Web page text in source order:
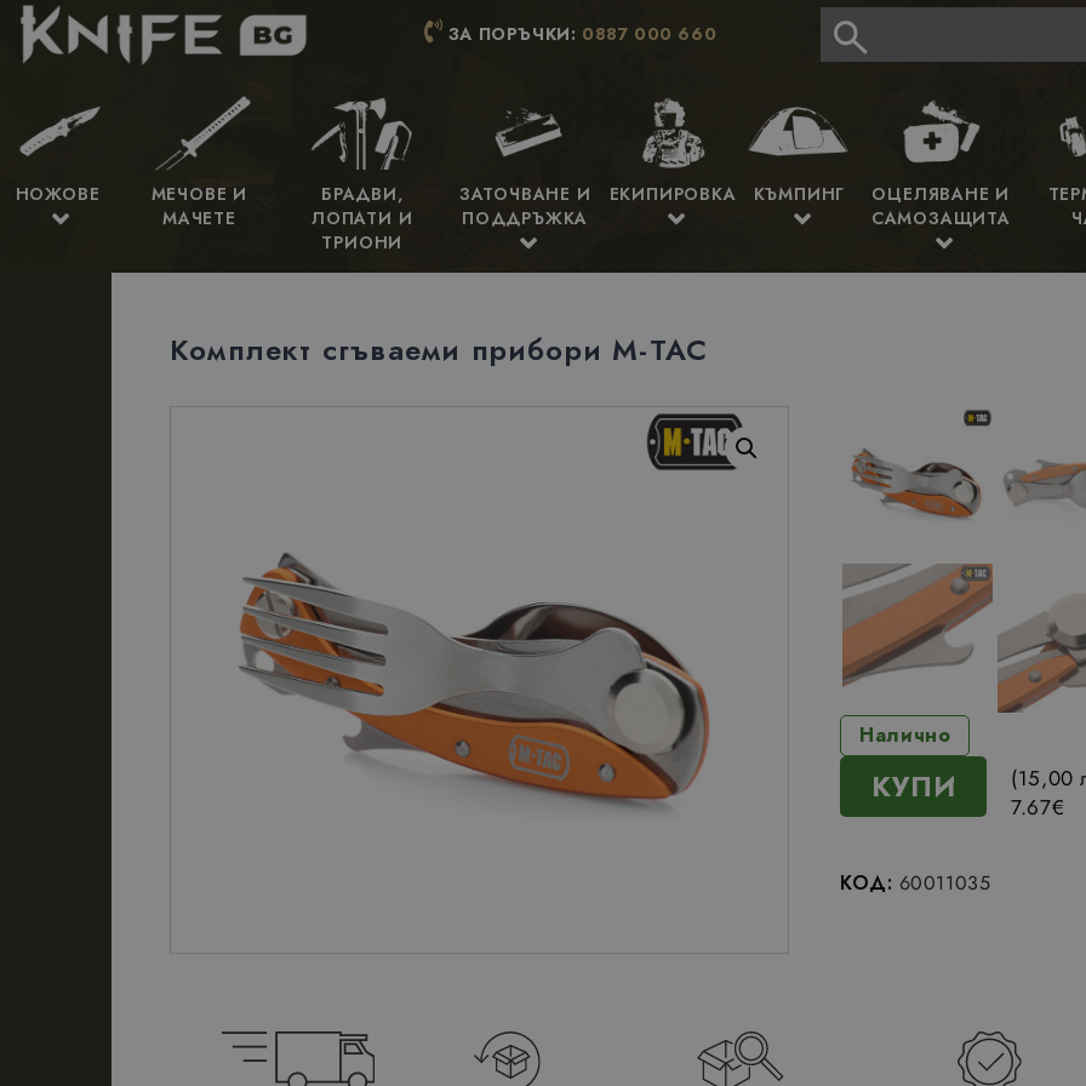
ЗА ПОРЪЧКИ: 0887 000 660
НОЖОВЕ
МЕЧОВЕ И
МАЧЕТЕ
БРАДВИ,
ЛОПАТИ И
ТРИОНИ
ЗАТОЧВАНЕ И
ПОДДРЪЖКА
ЕКИПИРОВКА КЪМПИНГ
ОЦЕЛЯВАНЕ И
САМОЗАЩИТА
Комплект сгъваеми прибори M-TAC
Налично
КУПИ 7.67€
(15,00
КОД: 60011035